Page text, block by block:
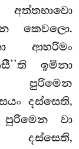
කෙවලො.
ආහරිමං
ඉමිනා
දස්සෙති,
වා
දස්සෙති,